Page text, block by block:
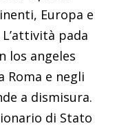
Europa e
pada
los angeles
Roma e negli
a dismisura.
di Stato